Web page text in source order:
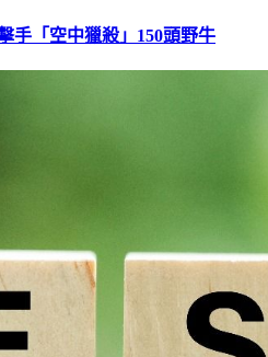
「空中獵殺」150頭野牛